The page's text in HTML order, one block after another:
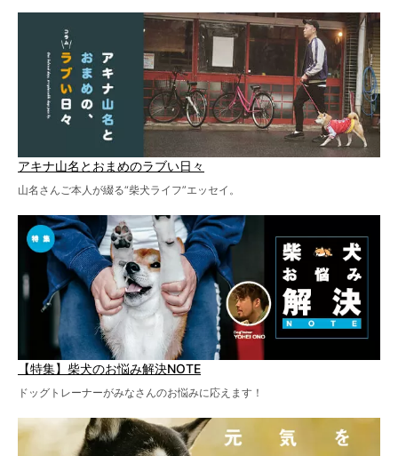
アキナ山名とおまめのラブい日々
山名さんご本人が綴る“柴犬ライフ”エッセイ。
【特集】柴犬のお悩み解決NOTE
ドッグトレーナーがみなさんのお悩みに応えます！